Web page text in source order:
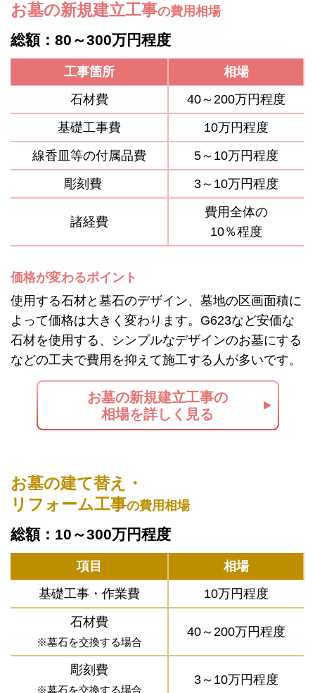
お墓の新規建立工事の費用相場
総額：80～300万円程度
工事箇所
相場
石材費
40～200万円程度
基礎工事費
10万円程度
線香皿等の付属品費
5～10万円程度
彫刻費
3～10万円程度
諸経費
費用全体の
10％程度
価格が変わるポイント
使用する石材と墓石のデザイン、墓地の区画面積に
よって価格は大きく変わります。G623など安価な
石材を使用する、シンプルなデザインのお墓にする
などの工夫で費用を抑えて施工する人が多いです。
お墓の新規建立工事の
相場を詳しく見る
お墓の建て替え・
リフォーム工事の費用相場
総額：10～300万円程度
項目
相場
基礎工事・作業費
10万円程度
石材費
※墓石を交換する場合
40～200万円程度
彫刻費
※墓石を交換する場合
3～10万円程度